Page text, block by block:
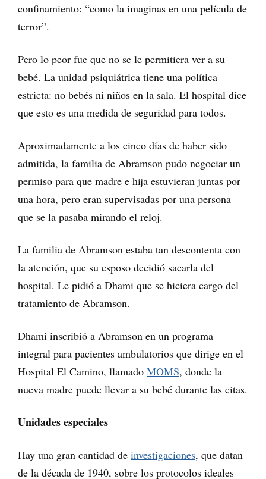
confinamiento: “como la imaginas en una película de
terror”.
Pero lo peor fue que no se le permitiera ver a su
bebé. La unidad psiquiátrica tiene una política
estricta: no bebés ni niños en la sala. El hospital dice
que esto es una medida de seguridad para todos.
Aproximadamente a los cinco días de haber sido
admitida, la familia de Abramson pudo negociar un
permiso para que madre e hija estuvieran juntas por
una hora, pero eran supervisadas por una persona
que se la pasaba mirando el reloj.
La familia de Abramson estaba tan descontenta con
la atención, que su esposo decidió sacarla del
hospital. Le pidió a Dhami que se hiciera cargo del
tratamiento de Abramson.
Dhami inscribió a Abramson en un programa
integral para pacientes ambulatorios que dirige en el
Hospital El Camino, llamado MOMS, donde la
nueva madre puede llevar a su bebé durante las citas.
Unidades especiales
Hay una gran cantidad de investigaciones, que datan
de la década de 1940, sobre los protocolos ideales